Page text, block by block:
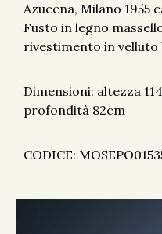
Azucena, Milano 1955
Fusto in legno
rivestimento in velluto
Dimensioni: altezza
profondità 82cm
CODICE: